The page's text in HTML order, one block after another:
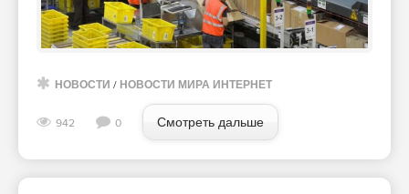
НОВОСТИ / НОВОСТИ МИРА ИНТЕРНЕТ
942 0 Смотреть дальше